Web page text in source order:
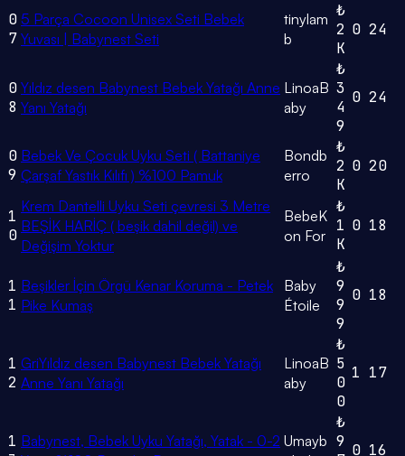
0
7
5 Parça Cocoon Unisex Seti Bebek
Yuvası | Babynest Seti
tinylam
b
₺
2
K
0 24
0
8
Yıldız desen Babynest Bebek Yatağı Anne
Yanı Yatağı
LinoaB
aby
₺
3
4
9
0 24
0
9
Bebek Ve Çocuk Uyku Seti ( Battaniye
Çarşaf Yastık Kılıfı ) %100 Pamuk
Bondb
erro
₺
2
K
0 20
1
0
Krem Dantelli Uyku Seti çevresi 3 Metre
BEŞİK HARİÇ ( beşik dahil değil) ve
Değişim Yoktur
BebeK
on For
₺
1
K
0 18
1
1
Beşikler İçin Örgü Kenar Koruma - Petek
Pike Kumaş
Baby
Étoile
₺
9
9
9
0 18
1
2
GriYıldız desen Babynest Bebek Yatağı
Anne Yanı Yatağı
LinoaB
aby
₺
5
0
0
1 17
1 Babynest, Bebek Uyku Yatağı, Yatak - 0-2 Umayb
₺
9 0 16